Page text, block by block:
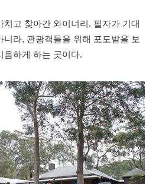
치고 찾아간 와이너리. 필자가 기대
니라, 관광객들을 위해 포도밭을 보
음하게 하는 곳이다.